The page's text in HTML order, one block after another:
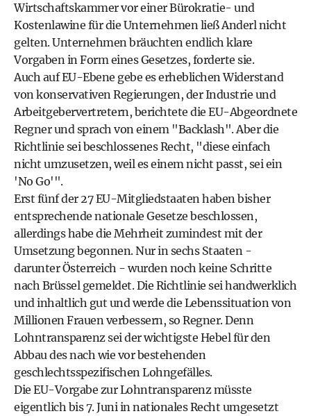
Wirtschaftskammer vor einer Bürokratie- und
Kostenlawine für die Unternehmen ließ Anderl nicht
gelten. Unternehmen bräuchten endlich klare
Vorgaben in Form eines Gesetzes, forderte sie.
Auch auf EU-Ebene gebe es erheblichen Widerstand
von konservativen Regierungen, der Industrie und
Arbeitgebervertretern, berichtete die EU-Abgeordnete
Regner und sprach von einem "Backlash". Aber die
Richtlinie sei beschlossenes Recht, "diese einfach
nicht umzusetzen, weil es einem nicht passt, sei ein
'No Go'".
Erst fünf der 27 EU-Mitgliedstaaten haben bisher
entsprechende nationale Gesetze beschlossen,
allerdings habe die Mehrheit zumindest mit der
Umsetzung begonnen. Nur in sechs Staaten -
darunter Österreich - wurden noch keine Schritte
nach Brüssel gemeldet. Die Richtlinie sei handwerklich
und inhaltlich gut und werde die Lebenssituation von
Millionen Frauen verbessern, so Regner. Denn
Lohntransparenz sei der wichtigste Hebel für den
Abbau des nach wie vor bestehenden
geschlechtsspezifischen Lohngefälles.
Die EU-Vorgabe zur Lohntransparenz müsste
eigentlich bis 7. Juni in nationales Recht umgesetzt